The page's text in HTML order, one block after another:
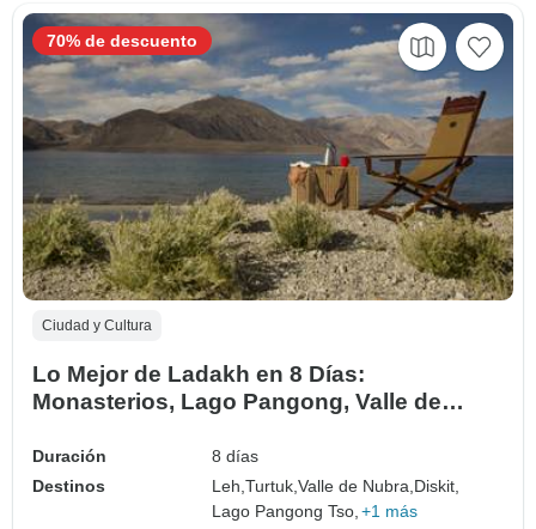
Ciudad y Cultura
Lo Mejor de Ladakh en 8 Días:
Monasterios, Lago Pangong, Valle de
Duración
8 días
Destinos
Leh,Turtuk,Valle de Nubra, Diskit,
Lago Pangong Tso, +1 más
70% de descuento